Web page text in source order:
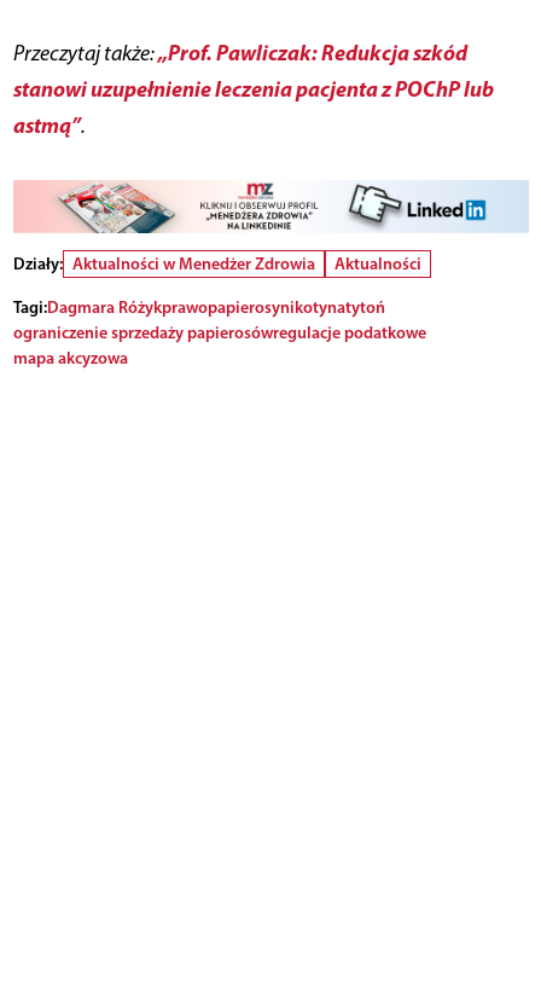
Przeczytaj także:„Prof. Pawliczak: Redukcja szkód
stanowi uzupełnienie leczenia pacjenta z POChP lub
astmą”.
Działy: Aktualności w Menedżer Zdrowia
Aktualności
Tagi:Dagmara Różykprawopapierosynikotynatytoń
ograniczenie sprzedaży papierosówregulacje podatkowe
mapa akcyzowa